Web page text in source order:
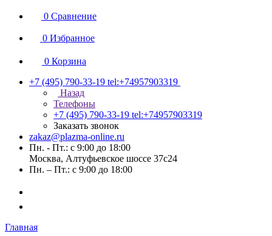
0 Сравнение
0 Избранное
0 Корзина
+7 (495) 790-33-19 tel:+74957903319
Назад
Телефоны
+7 (495) 790-33-19 tel:+74957903319
Заказать звонок
zakaz@plazma-online.ru
Пн. - Пт.: с 9:00 до 18:00
Москва, Алтуфьевское шоссе 37с24
Пн. – Пт.: с 9:00 до 18:00
Главная